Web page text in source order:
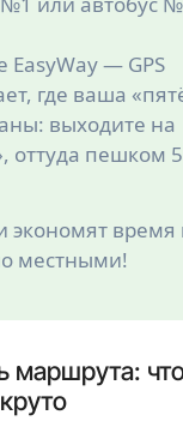
EasyWay — GPS
где ваша
выходите на
оттуда пешком
местными!
маршрута: